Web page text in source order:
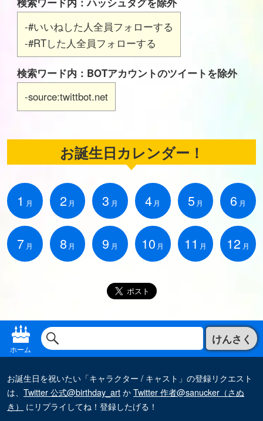
-#いいねした人全員フォローする
-#RTした人全員フォローする
検索ワード内：BOTアカウントのツイートを除外
-source:twittbot.net
お誕生日カレンダー！
1 月 2 月 3 月 4 月 5 月 6 月
7 月 8 月 9 月 10 月 11 月 12 月
ホーム
けんさく
お誕生日を祝いたい「キャラクター / キャスト」の登録リクエスト
は、 Twitter 公式@birthday_artかTwitter 作者@sanucker（さぬ
き）
にリプライしてね！登録したげる！